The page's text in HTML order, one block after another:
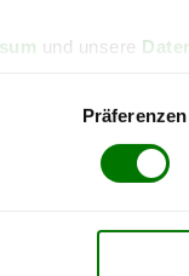
und unsere
Präferenzen
direkt online bestellen
aktuellen Stand